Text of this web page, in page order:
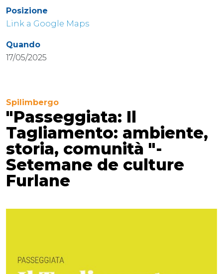
Posizione
Link a Google Maps
Quando
17/05/2025
Spilimbergo
"Passeggiata: Il
Tagliamento: ambiente,
storia, comunità "-
Setemane de culture
Furlane